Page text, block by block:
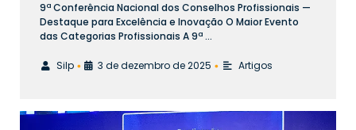
9ª Conferência Nacional dos Conselhos Profissionais —
Destaque para Excelência e Inovação O Maior Evento
das Categorias Profissionais A 9ª …
Silp • 3 de dezembro de 2025 • Artigos